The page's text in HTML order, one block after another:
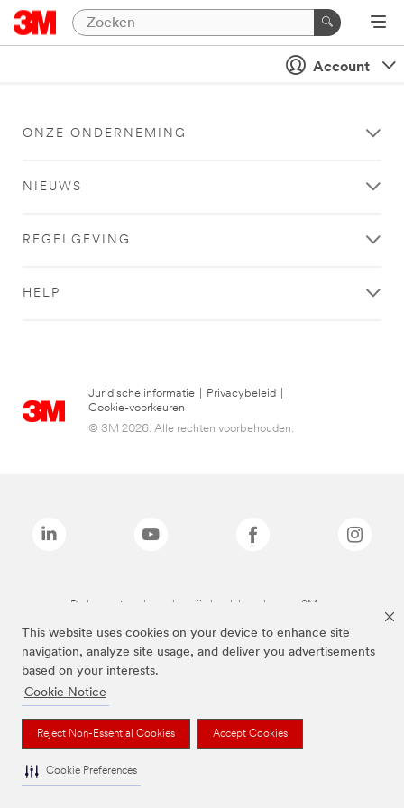
This website uses cookies on your device to enhance site
navigation, analyze site usage, and deliver you advertisements
based on your interests.
Cookie Notice
Reject Non-Essential Cookies Accept Cookies
Cookie Preferences
Account
ONZE ONDERNEMING
NIEUWS
REGELGEVING
HELP
Juridische informatie Privacybeleid
Cookie-voorkeuren
© 3M 2026. Alle rechten voorbehouden.
De bovenstaande merken zijn handelsmerken van 3M.we